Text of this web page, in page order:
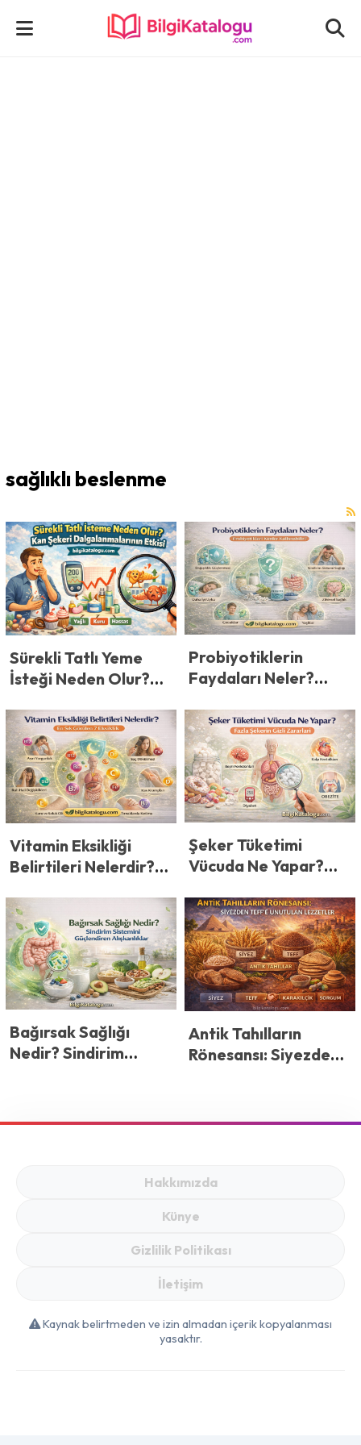
sağlıklı beslenme
Sürekli Tatlı Yeme
İsteği Neden Olur?
Dalgalanmalarının
Etkisi
Probiyotiklerin
Faydaları Neler?
Kullanabilir?
Vitamin Eksikliği
Belirtileri Nelerdir?
Eksiklik
Şeker Tüketimi
Vücuda Ne Yapar?
Zararları
Bağırsak Sağlığı
Nedir? Sindirim
Antik Tahılların
Rönesansı: Siyezden
Hakkımızda
Künye
Gizlilik Politikası
İletişim
Kaynak belirtmeden ve izin almadan içerik kopyalanması
yasaktır.